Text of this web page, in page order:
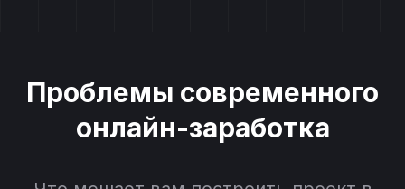
Проблемы современного
онлайн-заработка